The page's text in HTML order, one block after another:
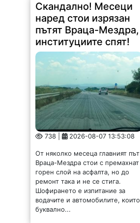
Скандално! Месеци
наред стои изрязан
пътят Враца-Мездра,
институциите спят!
738 | 2026-08-07 13:53:08
От няколко месеца главният път
Враца-Мездра стои с премахнат
горен слой на асфалта, но до
ремонт така и не се стига.
Шофирането е изпитание за
водачите и автомобилите, които
буквално...